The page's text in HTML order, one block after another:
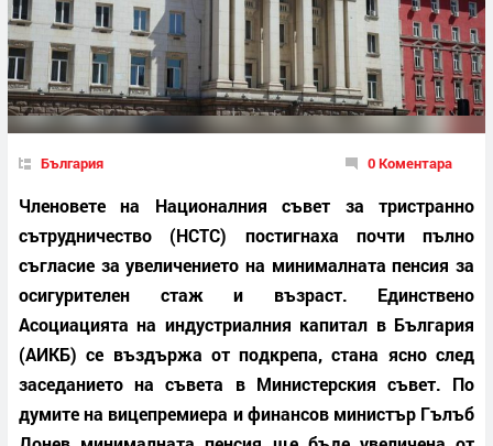
България 0 Коментара
Членовете на Националния съвет за тристранно
сътрудничество (НСТС) постигнаха почти пълно
съгласие за увеличението на минималната пенсия за
осигурителен стаж и възраст. Единствено
Асоциацията на индустриалния капитал в България
(АИКБ) се въздържа от подкрепа, стана ясно след
заседанието на съвета в Министерския съвет. По
думите на вицепремиера и финансов министър Гълъб